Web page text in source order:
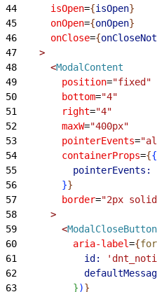
44
      isOpen
={isOpen}
45
      onOpen
={onOpen}
46
      onClose
={
47
>
48
<ModalContent
49
        position
="fixed"
50
        bottom
="4"
51
        right
="4"
52
        maxW
="400px"
53
        pointerEvents
=
54
        containerProps
={{
55
          pointerEvents:
56
}}
57
        border
="2px
58
>
59
<ModalCloseButton
60
          aria-label
={
61
            id:
62
63
})}